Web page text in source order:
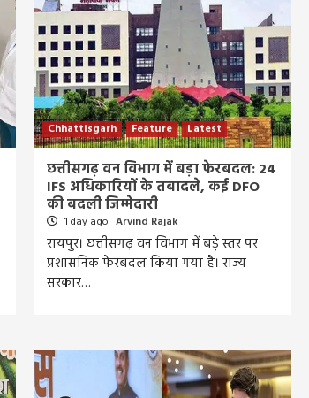
Chhattisgarh Feature Latest
छत्तीसगढ़ वन विभाग में बड़ा फेरबदल: 24
IFS अधिकारियों के तबादले, कई DFO
की बदली जिम्मेदारी
1 day ago Arvind Rajak
रायपुर। छत्तीसगढ़ वन विभाग में बड़े स्तर पर
प्रशासनिक फेरबदल किया गया है। राज्य
सरकार…